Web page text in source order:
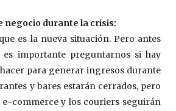
negocio durante la crisis:
es la nueva situación. Pero antes
es importante preguntarnos si hay
para generar ingresos durante
y bares estarán cerrados, pero
commerce y los couriers seguirán